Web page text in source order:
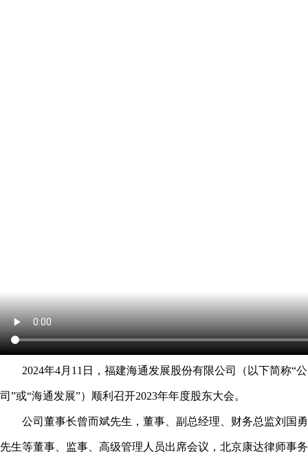
2024年4月 11 日，福建海通发展股份有限公司（以下简称“公
司”或“海通发展”）顺利召开2023年年度股东大会。
公司董事长曾而斌先生，董事、副总经理、财务总监刘国勇
先生等董事、监事、高级管理人员出席会议，北京康达律师事务